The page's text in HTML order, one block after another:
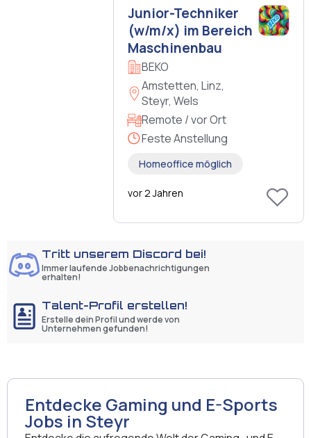
Tritt unserem Discord bei!
Immer laufende Jobbenachrichtigungen
erhalten!
Talent-Profil erstellen!
Erstelle dein Profil und werde von
Unternehmen gefunden!
Junior-Techniker
(w/m/x) im Bereich
Maschinenbau
BEKO
Amstetten, Linz,
Steyr, Wels
Remote / vor Ort
Feste Anstellung
Homeoffice möglich
vor 2 Jahren
Entdecke Gaming und E-Sports
Jobs in Steyr